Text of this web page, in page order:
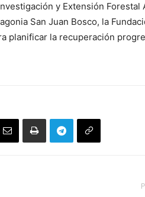
y Extensión Forestal
San Juan Bosco, la
planificar la recuperación